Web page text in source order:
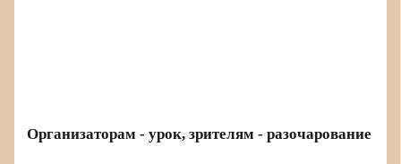
Организаторам - урок, зрителям - разочарование